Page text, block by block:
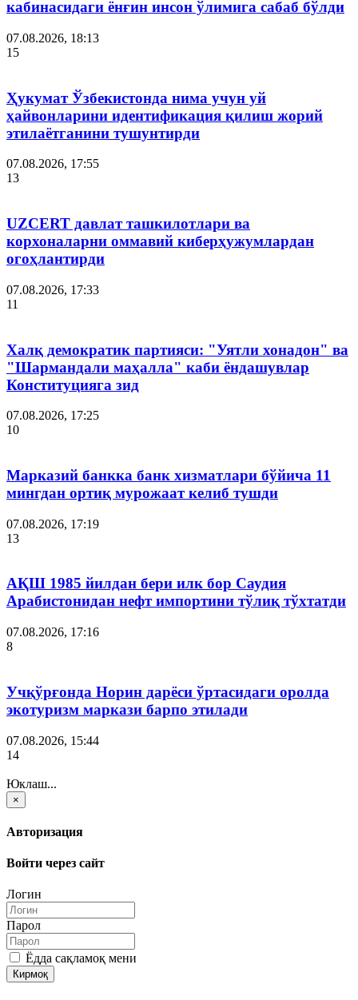
кабинасидаги ёнғин инсон ўлимига сабаб бўлди
07.08.2026, 18:13
15
Ҳукумат Ўзбекистонда нима учун уй
ҳайвонларини идентификация қилиш жорий
этилаётганини тушунтирди
07.08.2026, 17:55
13
UZCERT давлат ташкилотлари ва
корхоналарни оммавий киберҳужумлардан
огоҳлантирди
07.08.2026, 17:33
11
Халқ демократик партияси: "Уятли хонадон" ва
"Шармандали маҳалла" каби ёндашувлар
Конституцияга зид
07.08.2026, 17:25
10
Марказий банкка банк хизматлари бўйича 11
мингдан ортиқ мурожаат келиб тушди
07.08.2026, 17:19
13
АҚШ 1985 йилдан бери илк бор Саудия
Арабистонидан нефт импортини тўлиқ тўхтатди
07.08.2026, 17:16
8
Учқўрғонда Норин дарёси ўртасидаги оролда
экотуризм маркази барпо этилади
07.08.2026, 15:44
14
Юклаш...
×
Авторизация
Войти через сайт
Логин
Парол
Ёдда сақламоқ мени